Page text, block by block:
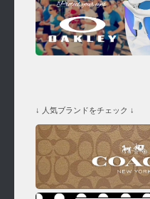
↓ 人気ブランドをチェック ↓